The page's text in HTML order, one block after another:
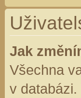
Jak
Všechna
v